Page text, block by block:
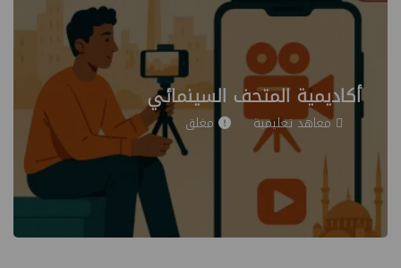
أكاديمية المتحف السينمائي
معاهد تعليمية مغلق